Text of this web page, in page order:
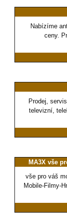
Nabízíme
ceny.
Prodej,
televizní,
MA3X vše
vše pro váš
Mobile-Filmy-